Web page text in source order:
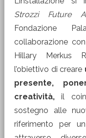
Strozzi Future
Fondazione
collaborazione
Hillary Merkus
l’obiettivo di creare
presente,
creatività,il
sostegno alle
riferimento per